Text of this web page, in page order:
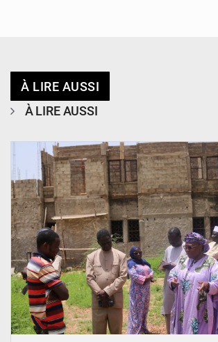
À LIRE AUSSI
À LIRE AUSSI